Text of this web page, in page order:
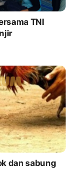
TNI
dan sabung